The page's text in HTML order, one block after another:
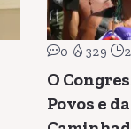
0 329
O
Povos e